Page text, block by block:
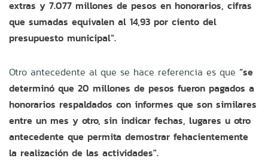
extras y 7.077 millones de pesos en honorarios, cifras
que sumadas equivalen al 14,93 por ciento del
presupuesto municipal”.
Otro antecedente al que se hace referencia es que “se
determinó que 20 millones de pesos fueron pagados a
honorarios respaldados con informes que son similares
entre un mes y otro, sin indicar fechas, lugares u otro
antecedente que permita demostrar fehacientemente
la realización de las actividades".